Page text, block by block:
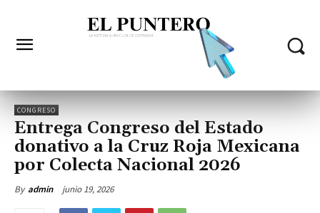
CONGRESO
Entrega Congreso del Estado
donativo a la Cruz Roja Mexicana
por Colecta Nacional 2026
By admin junio 19, 2026